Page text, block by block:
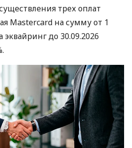
трех оплат
Mastercard на сумму от 1
эквайринг до 30.09.2026